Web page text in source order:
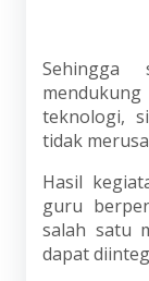
Sehingga
teknologi,
tidak
Hasil
guru
salah satu
dapat